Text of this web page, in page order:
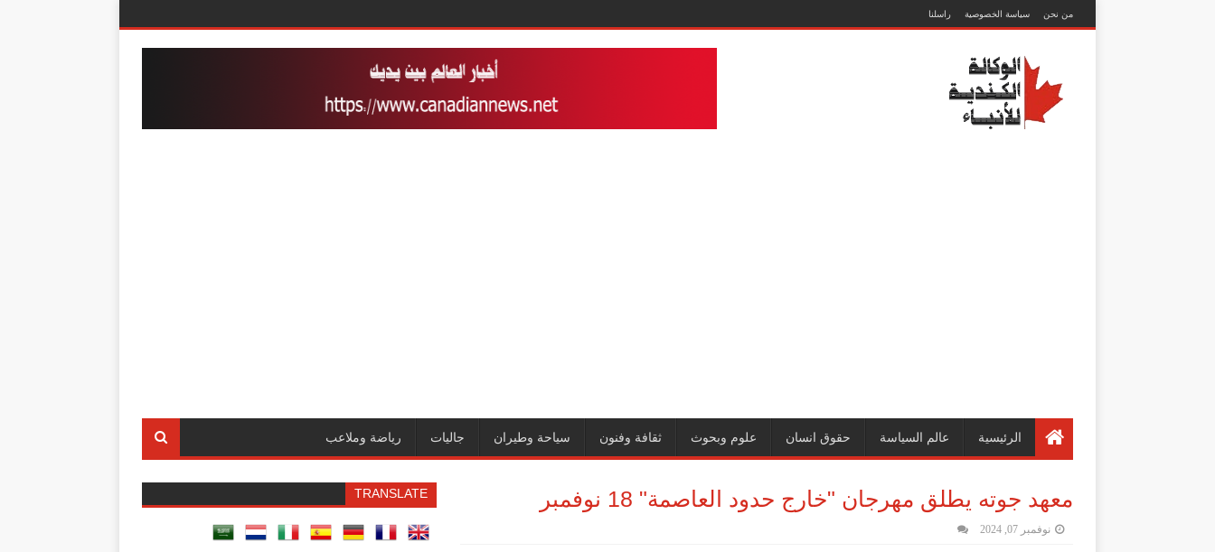
من نحن سياسة الخصوصية راسلنا
الرئيسية عالم السياسة حقوق انسان علوم وبحوث ثقافة وفنون سياحة وطيران جاليات رياضة وملاعب
معهد جوته يطلق مهرجان "خارج حدود العاصمة" 18 نوفمبر
نوفمبر 07, 2024
TRANSLATE